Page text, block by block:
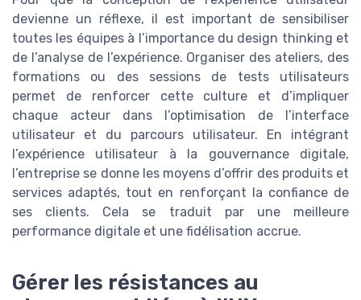
devienne un réflexe, il est important de sensibiliser
toutes les équipes à l’importance du design thinking et
de l’analyse de l’expérience. Organiser des ateliers, des
formations ou des sessions de tests utilisateurs
permet de renforcer cette culture et d’impliquer
chaque acteur dans l’optimisation de l’interface
utilisateur et du parcours utilisateur. En intégrant
l’expérience utilisateur à la gouvernance digitale,
l’entreprise se donne les moyens d’offrir des produits et
services adaptés, tout en renforçant la confiance de
ses clients. Cela se traduit par une meilleure
performance digitale et une fidélisation accrue.
Gérer les résistances au